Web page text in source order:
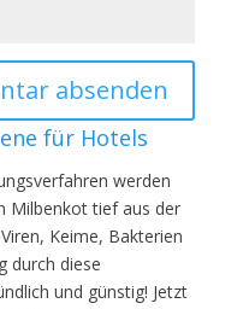
für Hotels
werden
Milbenkot tief aus der
Keime, Bakterien
durch diese
und günstig! Jetzt